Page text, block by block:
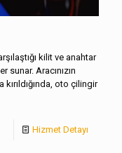
kilit ve anahtar
Aracınızın
kırıldığında, oto çilingir
Hizmet Detayı